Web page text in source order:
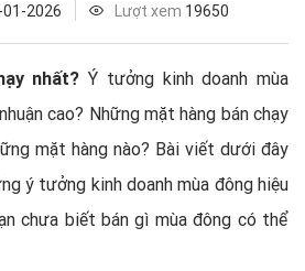
2026 Lượt xem 19650
nhất? Ý tưởng kinh doanh mùa
cao? Những mặt hàng bán chạy
mặt hàng nào? Bài viết dưới đây
ý tưởng kinh doanh mùa đông hiệu
chưa biết bán gì mùa đông có thể